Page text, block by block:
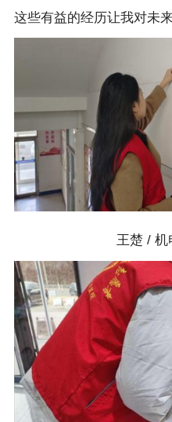
这些有益的经历让我对未
王楚 / 机